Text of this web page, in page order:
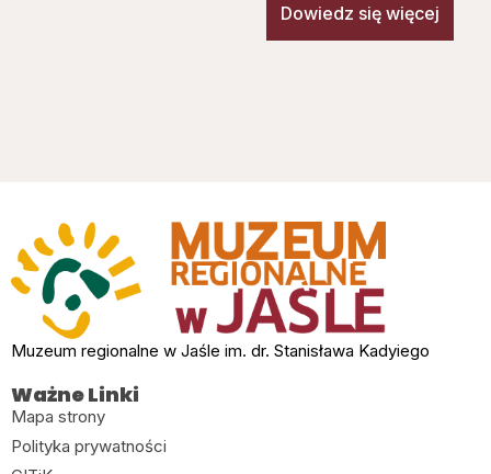
Dowiedz się więcej
Muzeum regionalne w Jaśle im. dr. Stanisława Kadyiego
Ważne Linki
Mapa strony
Polityka prywatności